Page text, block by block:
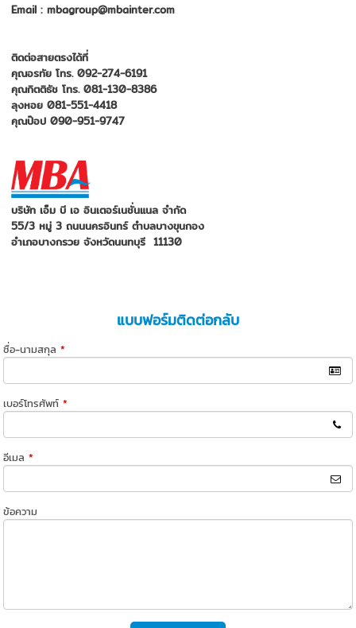
Email : mbagroup@mbainter.com
ติดต่อสายตรงได้ที่
คุณอรทัย โทร. 092-274-6191
คุณกิตติธัช โทร. 081-130-8386
ลุงหอย 081-551-4418
คุณป๊อป 090-951-9747
บริษัท เอ็ม บี เอ อินเตอร์เนชั่นแนล จำกัด
55/3 หมู่ 3 ถนนนครอินทร์ ตำบลบางขุนกอง
อำเภอบางกรวย จังหวัดนนทบุรี 11130
แบบฟอร์มติดต่อกลับ
ชื่อ-นามสกุล *
เบอร์โทรศัพท์ *
อีเมล *
ข้อความ